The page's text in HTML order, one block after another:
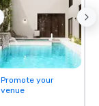
Promote your
venue